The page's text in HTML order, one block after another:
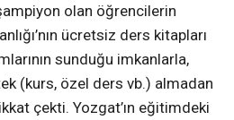
olan öğrencilerin
ücretsiz ders kitapları
sunduğu imkanlarla,
(kurs, özel ders vb.) almadan
çekti. Yozgat’ın eğitimdeki